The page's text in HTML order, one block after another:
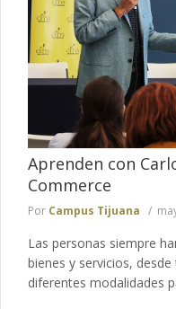
Aprenden con
Commerce
Por Campus Tijuana
Las personas siempre
bienes y servicios,
diferentes modalidades